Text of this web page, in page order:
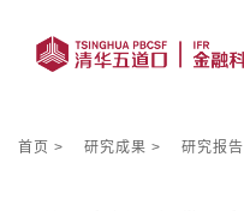
首页 研究成果 研究报告